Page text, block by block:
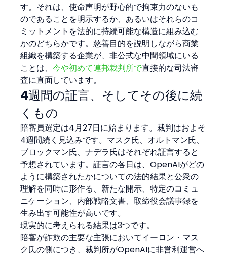
す。それは、使命声明が野心的で拘束力のないも
のであることを明示するか、あるいはそれらのコ
ミットメントを法的に持続可能な構造に組み込む
かのどちらかです。慈善目的を説明しながら商業
組織を構築する企業が、非公式な中間領域にいる
ことは、今や初めて連邦裁判所で直接的な司法審
査に直面しています。
4週間の証言、そしてその後に続
くもの
陪審員選定は4月27日に始まります。裁判はおよそ
4週間続く見込みです。マスク氏、オルトマン氏、
ブロックマン氏、ナデラ氏はそれぞれ証言すると
予想されています。証言の各日は、OpenAIがどの
ように構築されたかについての法的結果と公衆の
理解を同時に形作る、新たな開示、特定のコミュ
ニケーション、内部戦略文書、取締役会議事録を
生み出す可能性が高いです。
現実的に考えられる結果は3つです。
陪審が詐欺の主要な主張においてイーロン・マス
ク氏の側につき、裁判所がOpenAIに非営利運営へ